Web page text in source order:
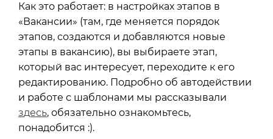
Как это работает: в настройках этапов в
«Вакансии» (там, где меняется порядок
этапов, создаются и добавляются новые
этапы в вакансию), вы выбираете этап,
который вас интересует, переходите к его
редактированию. Подробно об автодействии
и работе с шаблонами мы рассказывали
здесь, обязательно ознакомьтесь,
понадобится :).